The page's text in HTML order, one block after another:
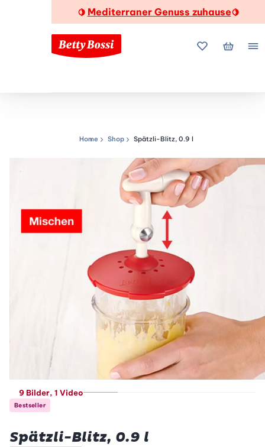
🍋 Mediterraner Genuss zuhause🍋
MeineMein
Navigationspfad
Home Shop Spätzli-Blitz, 0.9 l
9 Bilder, 1 Video
Bestseller
Spätzli-Blitz, 0.9 l